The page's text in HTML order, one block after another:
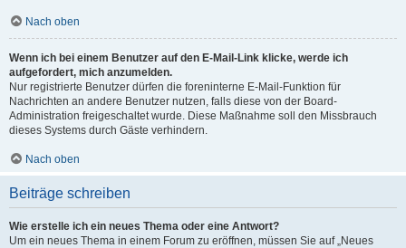
Nach oben
Wenn ich bei einem Benutzer auf den E-Mail-Link klicke, werde ich
aufgefordert, mich anzumelden.
Nur registrierte Benutzer dürfen die foreninterne E-Mail-Funktion für
Nachrichten an andere Benutzer nutzen, falls diese von der Board-
Administration freigeschaltet wurde. Diese Maßnahme soll den Missbrauch
dieses Systems durch Gäste verhindern.
Nach oben
Beiträge schreiben
Wie erstelle ich ein neues Thema oder eine Antwort?
Um ein neues Thema in einem Forum zu eröffnen, müssen Sie auf „Neues